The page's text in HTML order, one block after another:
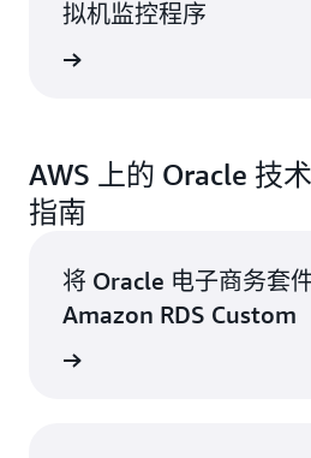
拟机监控程序
AWS 上的 Oracle 技
指南
将 Oracle 电子商务套
Amazon RDS Custom